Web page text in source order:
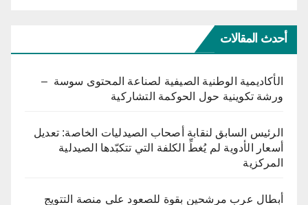
أحدث المقالات
الأكاديمية الوطنية الصيفية لصناعة المحتوى سوسة –
ورشة تكوينية حول الحوكمة التشاركية
الرئيس السابق لنقابة أصحاب الصيدليات الخاصة: تعديل
أسعار الأدوية لم يُغطِّ الكلفة التي تتكبّدها الصيدلية
المركزية
أبطال عرب مرشحين بقوة للصعود على منصة التتويج